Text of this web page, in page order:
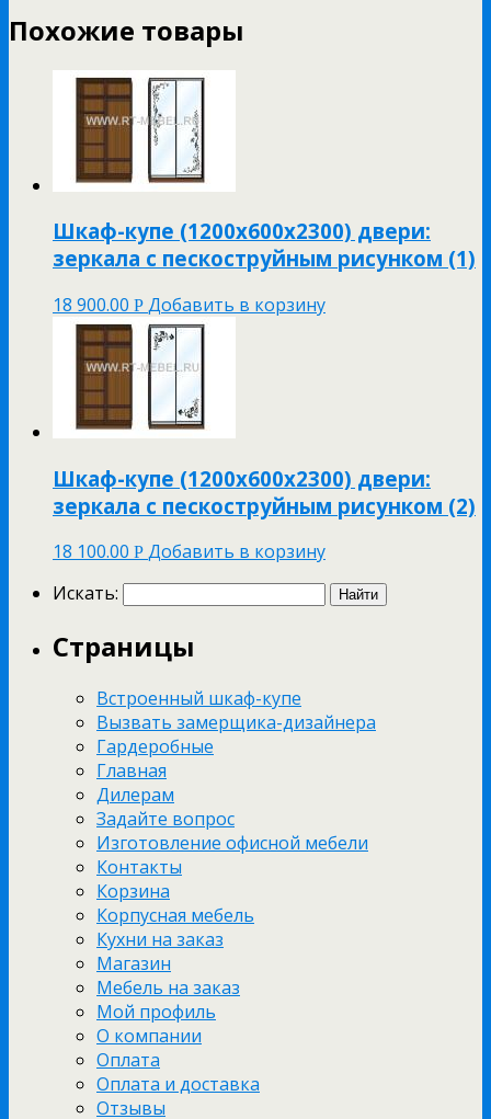
Похожие товары
Шкаф-купе (1200х600х2300) двери:
зеркала с пескоструйным рисунком (1)
18 900.00 Р Добавить в корзину
Шкаф-купе (1200х600х2300) двери:
зеркала с пескоструйным рисунком (2)
18 100.00 Р Добавить в корзину
Искать:
Страницы
Встроенный шкаф-купе
Вызвать замерщика-дизайнера
Гардеробные
Главная
Дилерам
Задайте вопрос
Изготовление офисной мебели
Контакты
Корзина
Корпусная мебель
Кухни на заказ
Магазин
Мебель на заказ
Мой профиль
О компании
Оплата
Оплата и доставка
Отзывы